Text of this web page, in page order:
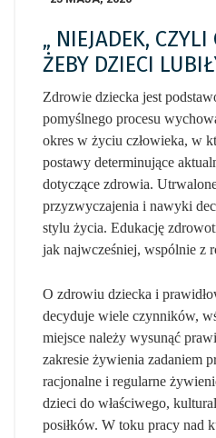
„ NIEJADEK, CZYLI
ŻEBY DZIECI
Zdrowie dziecka jest
pomyślnego procesu
okres w życiu człowieka, w
postawy determinujące
dotyczące zdrowia.
przyzwyczajenia i nawyki
stylu życia. Edukację
jak najwcześniej, wspólnie z
O zdrowiu dziecka i
decyduje wiele czynników,
miejsce należy wysunąć
zakresie żywienia zadaniem
racjonalne i regularne
dzieci do właściwego,
posiłków. W toku pracy nad